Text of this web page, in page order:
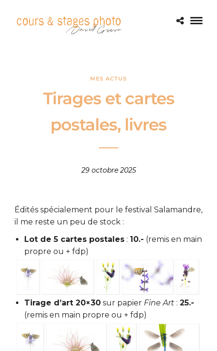
MES ACTUS
Tirages et cartes
postales, livres
29 octobre 2025
Édités spécialement pour le festival Salamandre,
il me reste un peu de stock :
Lot de 5 cartes postales : 10.- (remis en main
propre ou + fdp)
Tirage d’art 20×30 sur papier Fine Art : 25.-
(remis en main propre ou + fdp)